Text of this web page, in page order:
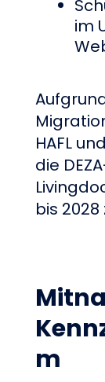
im
HAFL
die
bis
m